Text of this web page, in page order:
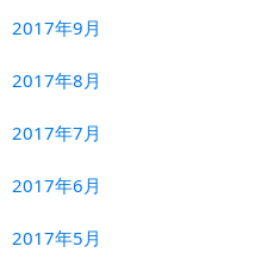
2017年9月
2017年8月
2017年7月
2017年6月
2017年5月